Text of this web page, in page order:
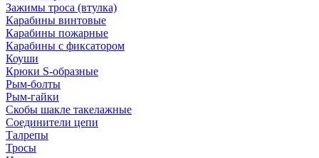
Зажимы троса (втулка)
Карабины винтовые
Карабины пожарные
Карабины с фиксатором
Коуши
Крюки S-образные
Рым-болты
Рым-гайки
Скобы шакле такелажные
Соединители цепи
Талрепы
Тросы